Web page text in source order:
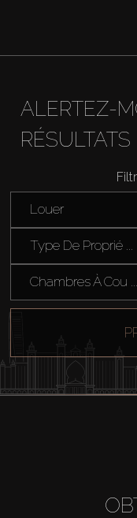
ALERTEZ-
RÉSULTATS
Louer
Type De Proprié ...
Chambres À Cou ...